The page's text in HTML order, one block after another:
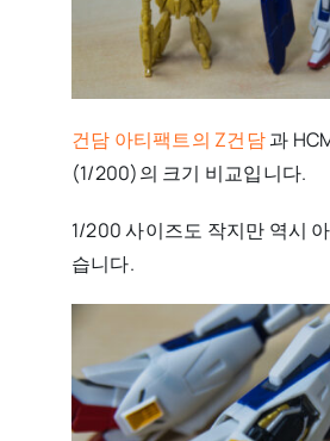
건담 아티팩트의 Z건담과
(1/200)의 크기 비교입니다.
1/200 사이즈도 작지만 역시
습니다.